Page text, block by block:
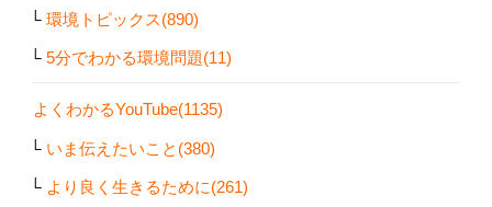
環境トピックス(890)
5分でわかる環境問題(11)
よくわかるYouTube(1135)
いま伝えたいこと(380)
より良く生きるために(261)